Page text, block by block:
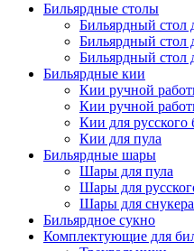
Бильярдные столы
Бильярдный стол
Бильярдный стол
Бильярдный стол
Бильярдные кии
Кии ручной
Кии ручной
Кии для русского
Кии для пула
Бильярдные шары
Шары для пула
Шары для
Шары для снукера
Бильярдное сукно
Комплектующие для